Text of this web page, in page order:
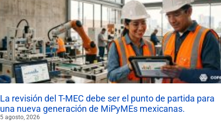
La revisión del T-MEC debe ser el punto de partida para
una nueva generación de MiPyMEs mexicanas.
5 agosto, 2026